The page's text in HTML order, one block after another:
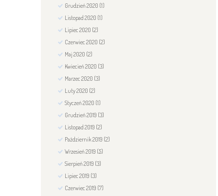
Grudzień2020 (1)
Listopad2020 (1)
Lipiec2020 (2)
Czerwiec2020 (2)
Maj2020 (2)
Kwiecień2020 (3)
Marzec2020 (3)
Luty2020 (2)
Styczeń2020 (1)
Grudzień2019 (3)
Listopad2019 (2)
Październik2019 (2)
Wrzesień2019 (5)
Sierpień2019 (3)
Lipiec2019 (3)
Czerwiec2019 (7)